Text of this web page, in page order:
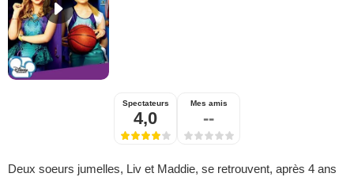
Spectateurs
4,0
Mes amis
--
Deux soeurs jumelles, Liv et Maddie, se retrouvent, après 4 ans